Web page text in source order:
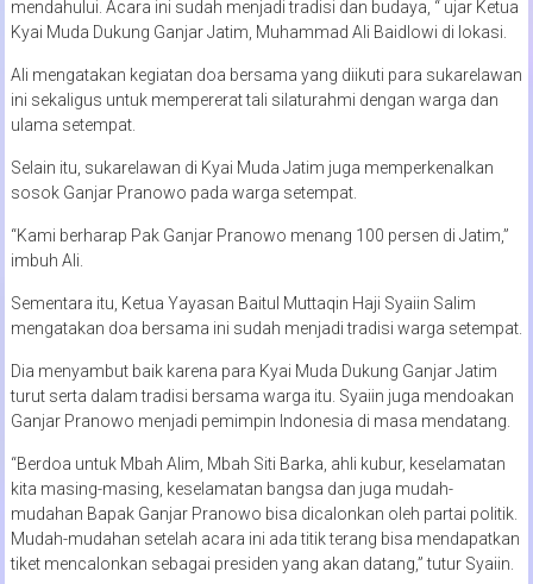
mendahului. Acara ini sudah menjadi tradisi dan budaya, “ ujar Ketua
Kyai Muda Dukung Ganjar Jatim, Muhammad Ali Baidlowi di lokasi.
Ali mengatakan kegiatan doa bersama yang diikuti para sukarelawan
ini sekaligus untuk mempererat tali silaturahmi dengan warga dan
ulama setempat.
Selain itu, sukarelawan di Kyai Muda Jatim juga memperkenalkan
sosok Ganjar Pranowo pada warga setempat.
“Kami berharap Pak Ganjar Pranowo menang 100 persen di Jatim,”
imbuh Ali.
Sementara itu, Ketua Yayasan Baitul Muttaqin Haji Syaiin Salim
mengatakan doa bersama ini sudah menjadi tradisi warga setempat.
Dia menyambut baik karena para Kyai Muda Dukung Ganjar Jatim
turut serta dalam tradisi bersama warga itu. Syaiin juga mendoakan
Ganjar Pranowo menjadi pemimpin Indonesia di masa mendatang.
“Berdoa untuk Mbah Alim, Mbah Siti Barka, ahli kubur, keselamatan
kita masing-masing, keselamatan bangsa dan juga mudah-
mudahan Bapak Ganjar Pranowo bisa dicalonkan oleh partai politik.
Mudah-mudahan setelah acara ini ada titik terang bisa mendapatkan
tiket mencalonkan sebagai presiden yang akan datang,” tutur Syaiin.